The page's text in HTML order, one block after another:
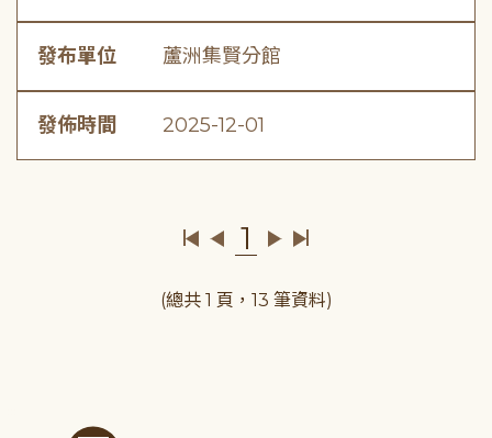
發布單位 蘆洲集賢分館
發佈時間 2025-12-01
1
(總共 1 頁，13 筆資料)